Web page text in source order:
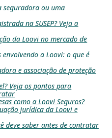
seguradora ou uma
na SUSEP? Veja a
da Loovi no mercado de
envolvendo a Loovi: o que é
e associação de proteção
Veja os pontos para
como a Loovi Seguros?
jurídica da Loovi e
deve saber antes de contratar